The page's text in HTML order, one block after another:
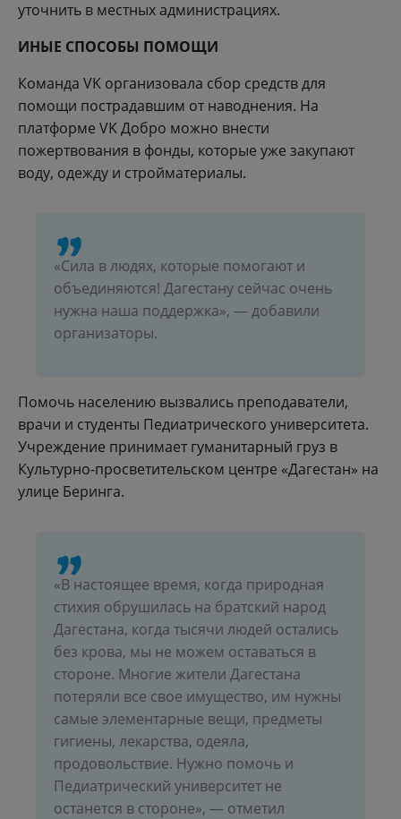
уточнить в местных администрациях.
ИНЫЕ СПОСОБЫ ПОМОЩИ
Команда VK организовала сбор средств для
помощи пострадавшим от наводнения. На
платформе VK Добро можно внести
пожертвования в фонды, которые уже закупают
воду, одежду и стройматериалы.
«Сила в людях, которые помогают и
объединяются! Дагестану сейчас очень
нужна наша поддержка», — добавили
организаторы.
Помочь населению вызвались преподаватели,
врачи и студенты Педиатрического университета.
Учреждение принимает гуманитарный груз в
Культурно-просветительском центре «Дагестан» на
улице Беринга.
«В настоящее время, когда природная
стихия обрушилась на братский народ
Дагестана, когда тысячи людей остались
без крова, мы не можем оставаться в
стороне. Многие жители Дагестана
потеряли все свое имущество, им нужны
самые элементарные вещи, предметы
гигиены, лекарства, одеяла,
продовольствие. Нужно помочь и
Педиатрический университет не
останется в стороне», — отметил